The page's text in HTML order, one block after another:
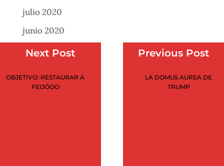
julio 2020
junio 2020
mayo 2020
marzo 2020
Previous Post
LA DOMUS AUREA DE
TRUMP
Next Post
OBJETIVO: RESTAURAR A
FEIJÓOO